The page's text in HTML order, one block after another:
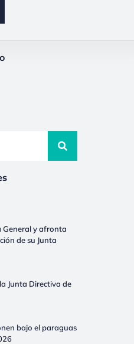
General y afronta
de su Junta
Junta Directiva de
bajo el paraguas